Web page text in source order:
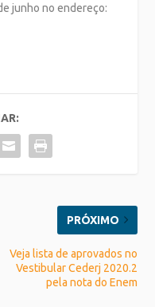
junho no endereço:
PRÓXIMO
Veja lista de aprovados no
Vestibular Cederj 2020.2
pela nota do Enem